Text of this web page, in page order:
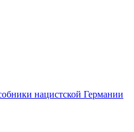
нацистской Германии